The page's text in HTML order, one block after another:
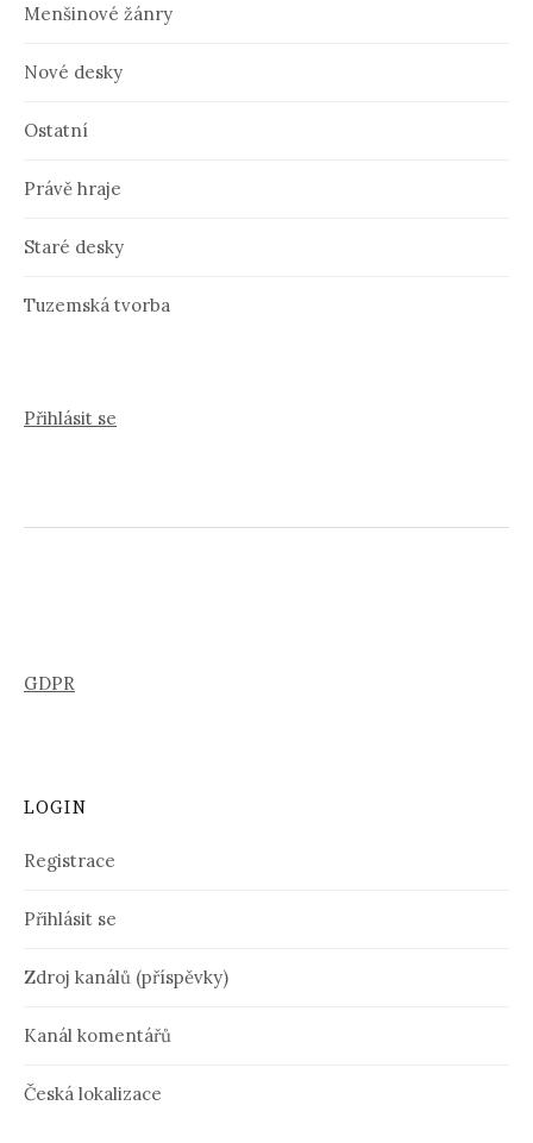
Menšinové žánry
Nové desky
Ostatní
Právě hraje
Staré desky
Tuzemská tvorba
Přihlásit se
GDPR
LOGIN
Registrace
Přihlásit se
Zdroj kanálů (příspěvky)
Kanál komentářů
Česká lokalizace